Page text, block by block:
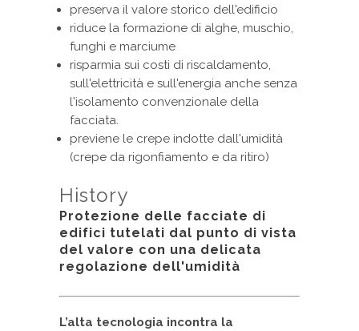
preserva il valore storico dell'edificio
riduce la formazione di alghe, muschio,
funghi e marciume
risparmia sui costi di riscaldamento,
sull'elettricità e sull'energia anche senza
l'isolamento convenzionale della
facciata.
previene le crepe indotte dall'umidità
(crepe da rigonfiamento e da ritiro)
History
Protezione delle facciate di
edifici tutelati dal punto di vista
del valore con una delicata
regolazione dell'umidità
L’alta tecnologia incontra la